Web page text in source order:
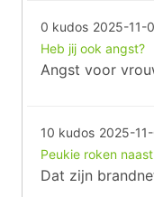
0 kudos 2025-11-
Heb jij ook angst?
Angst voor
10 kudos 2025-
Peukie roken
Dat zijn